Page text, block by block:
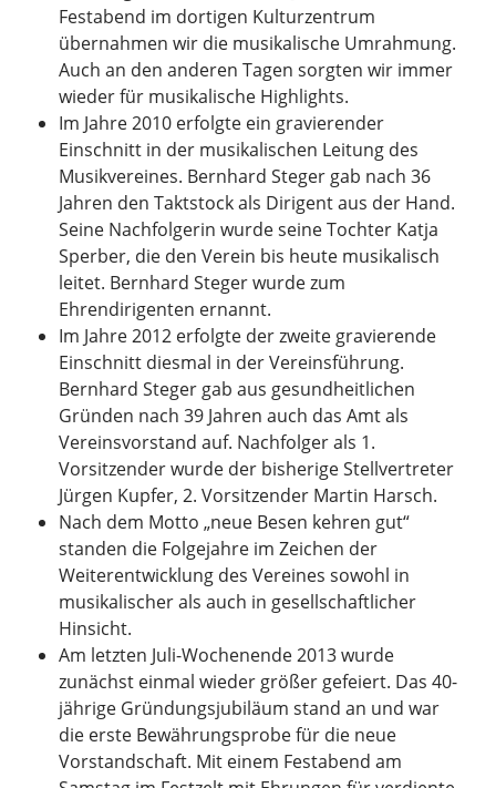
Festabend im dortigen Kulturzentrum
übernahmen wir die musikalische Umrahmung.
Auch an den anderen Tagen sorgten wir immer
wieder für musikalische Highlights.
Im Jahre 2010 erfolgte ein gravierender
Einschnitt in der musikalischen Leitung des
Musikvereines. Bernhard Steger gab nach 36
Jahren den Taktstock als Dirigent aus der Hand.
Seine Nachfolgerin wurde seine Tochter Katja
Sperber, die den Verein bis heute musikalisch
leitet. Bernhard Steger wurde zum
Ehrendirigenten ernannt.
Im Jahre 2012 erfolgte der zweite gravierende
Einschnitt diesmal in der Vereinsführung.
Bernhard Steger gab aus gesundheitlichen
Gründen nach 39 Jahren auch das Amt als
Vereinsvorstand auf. Nachfolger als 1.
Vorsitzender wurde der bisherige Stellvertreter
Jürgen Kupfer, 2. Vorsitzender Martin Harsch.
Nach dem Motto „neue Besen kehren gut“
standen die Folgejahre im Zeichen der
Weiterentwicklung des Vereines sowohl in
musikalischer als auch in gesellschaftlicher
Hinsicht.
Am letzten Juli-Wochenende 2013 wurde
zunächst einmal wieder größer gefeiert. Das 40-
jährige Gründungsjubiläum stand an und war
die erste Bewährungsprobe für die neue
Vorstandschaft. Mit einem Festabend am